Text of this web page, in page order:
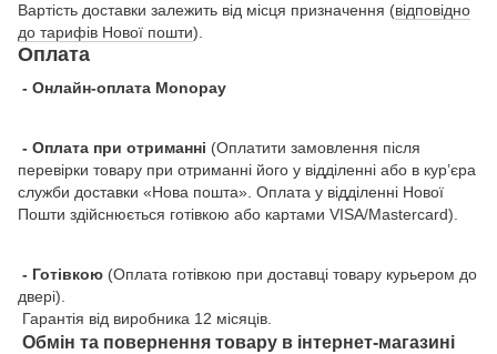
Вартість доставки залежить від місця призначення (відповідно
до тарифів Нової пошти).
Оплата
- Онлайн-оплата Monopay
- Оплата при отриманні (Оплатити замовлення після
перевірки товару при отриманні його у відділенні або в кур’єра
служби доставки «Нова пошта». Оплата у відділенні Нової
Пошти здійснюється готівкою або картами VISA/Mastercard).
- Готівкою (Оплата готівкою при доставці товару курьером до
двері).
Гарантія від виробника 12 місяців.
Обмін та повернення товару в інтернет-магазині